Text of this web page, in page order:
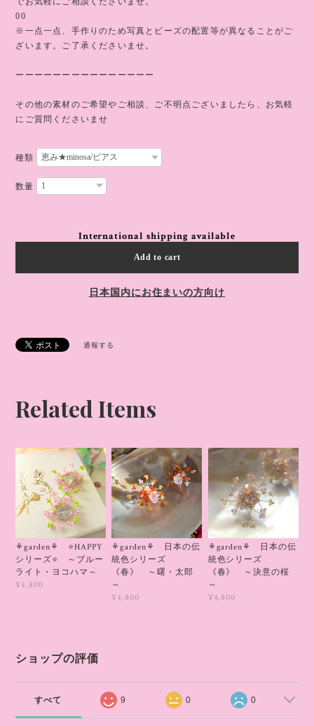
00
※一点一点、手作りのため写真とビーズの配置等が異なることがご
ざいます。ご了承くださいませ。
ーーーーーーーーーーーーーーー
その他の素材のご希望やご相談、ご不明点ございましたら、お気軽
にご質問くださいませ
種類
数量
International shipping available
Add to cart
日本国内にお住まいの方向け
通報する
Related Items
⚘garden⚘ ⭐HAPPY
シリーズ⭐ ～ブルー
ライト・ヨコハマ～
¥4,800
⚘garden⚘ 日本の伝
統色シリーズ
《春》 ～曙・太郎
～
¥4,800
⚘garden⚘ 日本の伝
統色シリーズ
《春》 ～決意の桜
～
¥4,800
ショップの評価
すべて 9 0 0